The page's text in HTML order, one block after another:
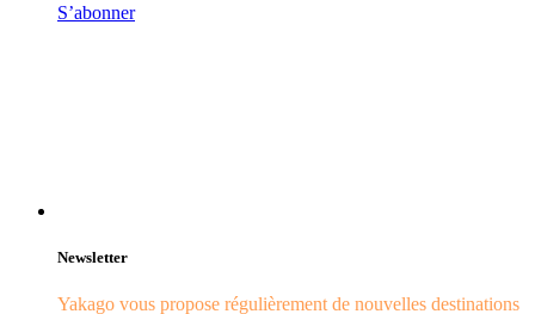
S’abonner
Newsletter
Yakago vous propose régulièrement de nouvelles destinations